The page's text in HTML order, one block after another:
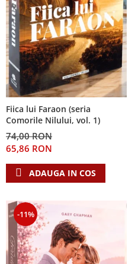
Fiica lui Faraon (seria
Comorile Nilului, vol. 1)
74,00 RON
65,86 RON
ADAUGA IN COS
-11%